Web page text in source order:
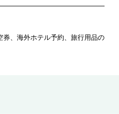
、海外ホテル予約、旅行用品の